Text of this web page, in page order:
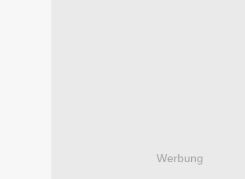
Werbung